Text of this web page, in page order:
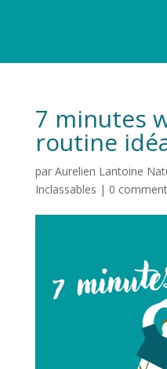
7 minutes
routine
par Aurelien Lantoine
Inclassables | 0